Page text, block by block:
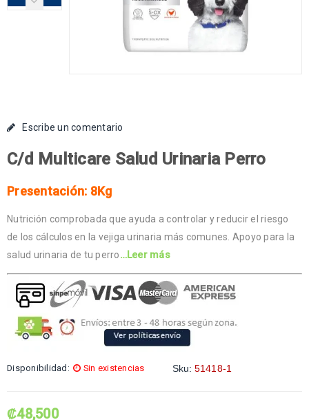
Escribe un comentario
C/d Multicare Salud Urinaria Perro
Presentación: 8Kg
Nutrición comprobada que ayuda a controlar y reducir el riesgo
de los cálculos en la vejiga urinaria más comunes. Apoyo para la
salud urinaria de tu perro…Leer más
Disponibilidad: Sin existencias Sku: 51418-1
₡48,500